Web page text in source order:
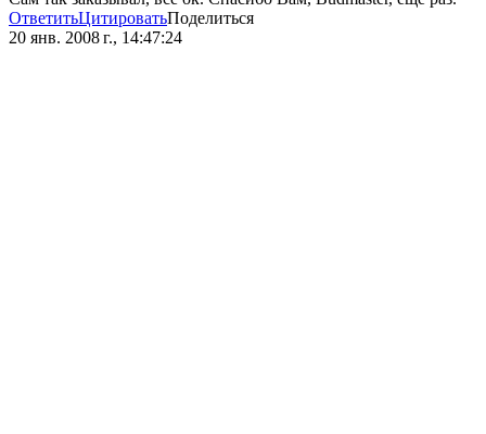
ОтветитьЦитироватьПоделиться
20 янв. 2008 г., 14:47:24